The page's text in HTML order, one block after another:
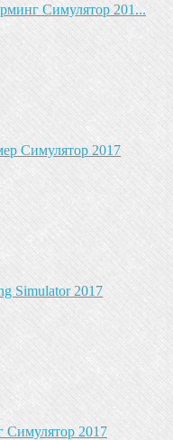
Симулятор 201...
Симулятор 2017
Simulator 2017
2017